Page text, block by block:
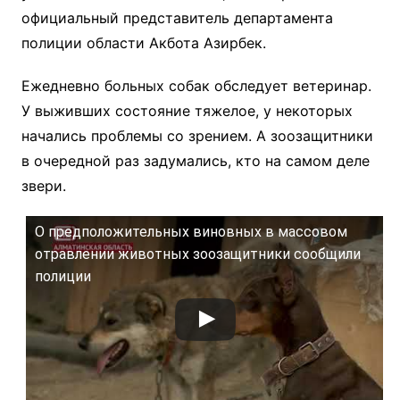
официальный представитель департамента
полиции области Акбота Азирбек.
Ежедневно больных собак обследует ветеринар.
У выживших состояние тяжелое, у некоторых
начались проблемы со зрением. А зоозащитники
в очередной раз задумались, кто на самом деле
звери.
О предположительных виновных в массовом
отравлении животных зоозащитники сообщили
полиции